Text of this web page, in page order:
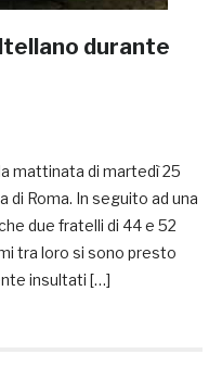
durante
mattinata di martedì 25
di Roma. In seguito ad una
due fratelli di 44 e 52
tra loro si sono presto
insultati […]